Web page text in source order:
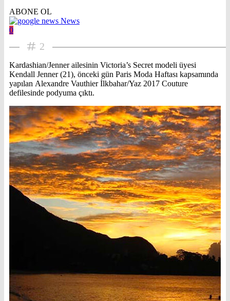
ABONE OL
News
0
2
Kardashian/Jenner ailesinin Victoria’s Secret modeli üyesi
Kendall Jenner (21), önceki gün Paris Moda Haftası kapsamında
yapılan Alexandre Vauthier İlkbahar/Yaz 2017 Couture
defilesinde podyuma çıktı.